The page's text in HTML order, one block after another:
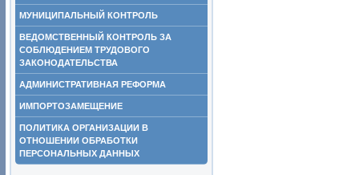
МУНИЦИПАЛЬНЫЙ КОНТРОЛЬ
ВЕДОМСТВЕННЫЙ КОНТРОЛЬ ЗА
СОБЛЮДЕНИЕМ ТРУДОВОГО
ЗАКОНОДАТЕЛЬСТВА
АДМИНИСТРАТИВНАЯ РЕФОРМА
ИМПОРТОЗАМЕЩЕНИЕ
ПОЛИТИКА ОРГАНИЗАЦИИ В
ОТНОШЕНИИ ОБРАБОТКИ
ПЕРСОНАЛЬНЫХ ДАННЫХ